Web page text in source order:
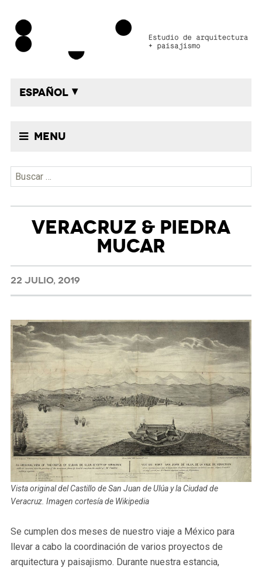
ESPAÑOL
Menu
Buscar:
VERACRUZ & PIEDRA
MUCAR
22 JULIO, 2019
Vista original del Castillo de San Juan de Ulúa y la Ciudad de
Veracruz. Imagen cortesía de Wikipedia
Se cumplen dos meses de nuestro viaje a México para
llevar a cabo la coordinación de varios proyectos de
arquitectura y paisajismo. Durante nuestra estancia,